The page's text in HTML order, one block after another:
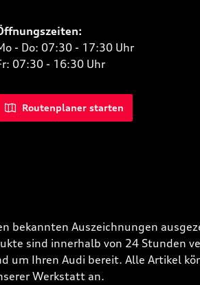
- Do: 07:30 - 17:30 Uhr
07:30 - 16:30 Uhr
Routenplaner starten
Auszeichnungen
sind innerhalb von 24 Stunden
um Ihren Audi bereit. Alle Artikel
Werkstatt an.